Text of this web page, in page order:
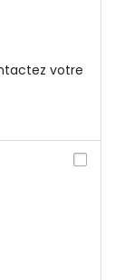
votre